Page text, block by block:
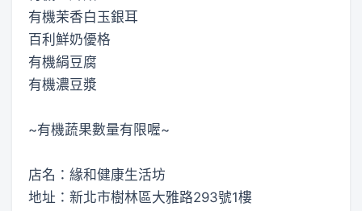
有機茉香白玉銀耳
百利鮮奶優格
有機絹豆腐
有機濃豆漿
~有機蔬果數量有限喔~
店名：緣和健康生活坊
地址：新北市樹林區大雅路293號1樓